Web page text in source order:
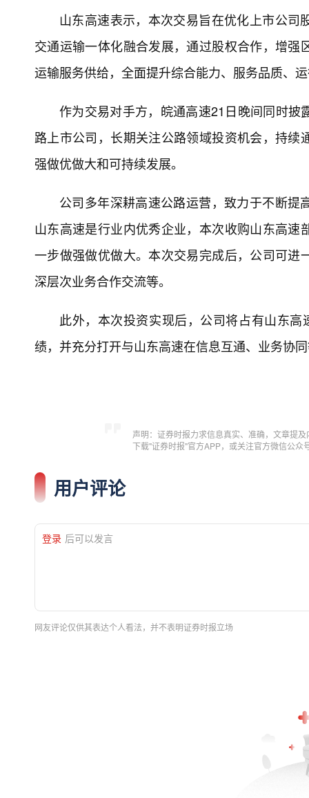
山东高速表示，本次交易旨在优化上市公
交通运输一体化融合发展，通过股权合作，增
运输服务供给，全面提升综合能力、服务品质、
作为交易对手方，皖通高速21日晚间同时
路上市公司，长期关注公路领域投资机会，持
强做优做大和可持续发展。
公司多年深耕高速公路运营，致力于不断
山东高速是行业内优秀企业，本次收购山东高
一步做强做优做大。本次交易完成后，公司可
深层次业务合作交流等。
此外，本次投资实现后，公司将占有山东
绩，并充分打开与山东高速在信息互通、业务协
声明：证券时报力求信息真实、准确，文章提
下载"证券时报"官方APP，或关注官方微信公
用户评论
登录 后可以发言
网友评论仅供其表达个人看法，并不表明证券时报立场